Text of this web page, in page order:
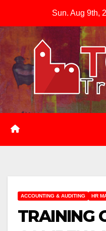
Sun. Aug 9th,
ACCOUNTING & AUDITING HR
TRAINING